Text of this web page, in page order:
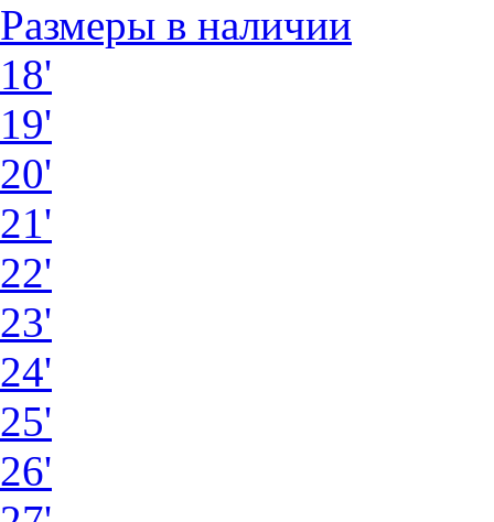
Размеры в наличии
18'
19'
20'
21'
22'
23'
24'
25'
26'